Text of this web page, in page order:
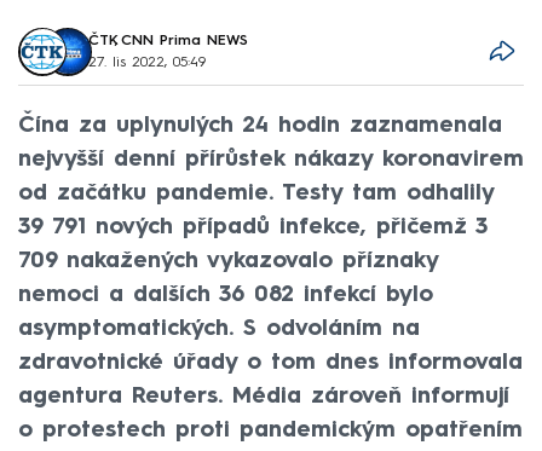
ČTK, CNN Prima NEWS
27. lis 2022, 05:49
Čína za uplynulých 24 hodin zaznamenala
nejvyšší denní přírůstek nákazy koronavirem
od začátku pandemie. Testy tam odhalily
39 791 nových případů infekce, přičemž 3
709 nakažených vykazovalo příznaky
nemoci a dalších 36 082 infekcí bylo
asymptomatických. S odvoláním na
zdravotnické úřady o tom dnes informovala
agentura Reuters. Média zároveň informují
o protestech proti pandemickým opatřením